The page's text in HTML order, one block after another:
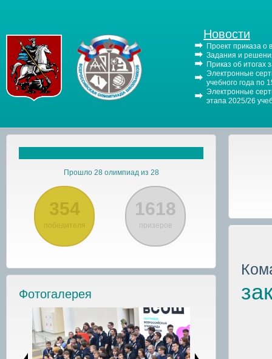
Новости
Проект приказа о
Задания и
Приказ об итогах
Электронные
учебного года по
Электронные
этапа 2025/26
Прошло 28 олимпиад из 28
354
победителя
1618
призеров
Фотогалерея